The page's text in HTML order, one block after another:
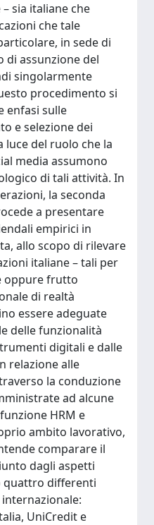
sia italiane che
che tale
in sede di
di assunzione del
singolarmente
procedimento si
enfasi sulle
e selezione dei
luce del ruolo che la
media assumono
di tali attività. In
la seconda
a presentare
empirici in
allo scopo di rilevare
italiane – tali per
oppure frutto
di realtà
essere adeguate
delle funzionalità
digitali e dalle
relazione alle
la conduzione
ad alcune
HRM e
ambito lavorativo,
comparare il
dagli aspetti
quattro differenti
UniCredit e